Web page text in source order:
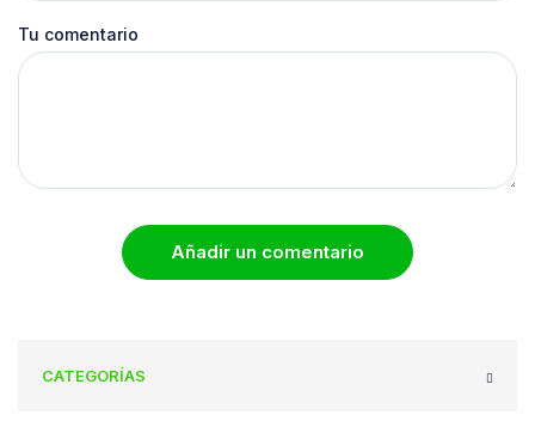
Tu comentario
Añadir un comentario
CATEGORÍAS